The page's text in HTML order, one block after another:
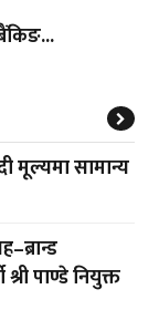
मूल्यमा सामान्य
पाण्डे नियुक्त